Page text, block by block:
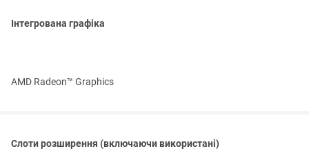
Інтегрована графіка
AMD Radeon™ Graphics
Слоти розширення (включаючи використані)